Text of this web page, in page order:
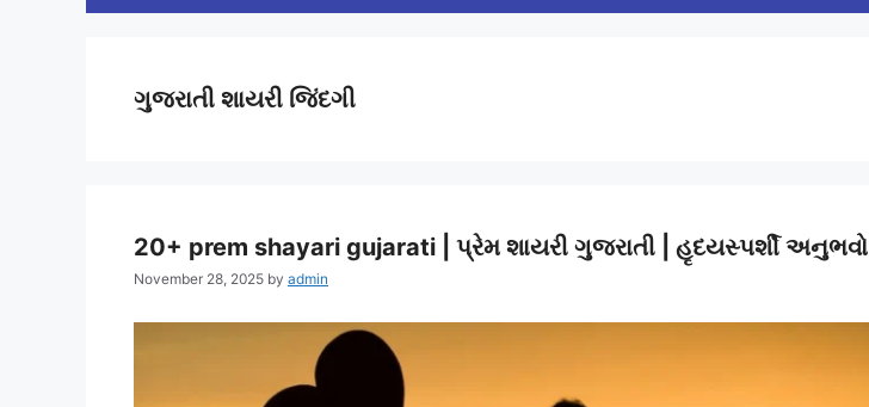
ગુજરાતી શાયરી જિંદગી
20+ prem shayari gujarati | પ્રેમ શાયરી ગુજરાતી | હૃદયસ્પર્શી અનુભવો
November 28, 2025 by admin